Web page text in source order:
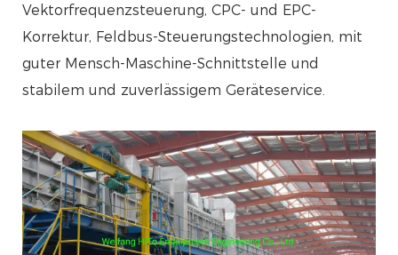
Vektorfrequenzsteuerung, CPC- und EPC-
Korrektur, Feldbus-Steuerungstechnologien, mit
guter Mensch-Maschine-Schnittstelle und
stabilem und zuverlässigem Geräteservice.